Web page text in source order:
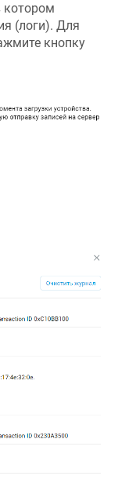
котором
(логи). Для
кнопку